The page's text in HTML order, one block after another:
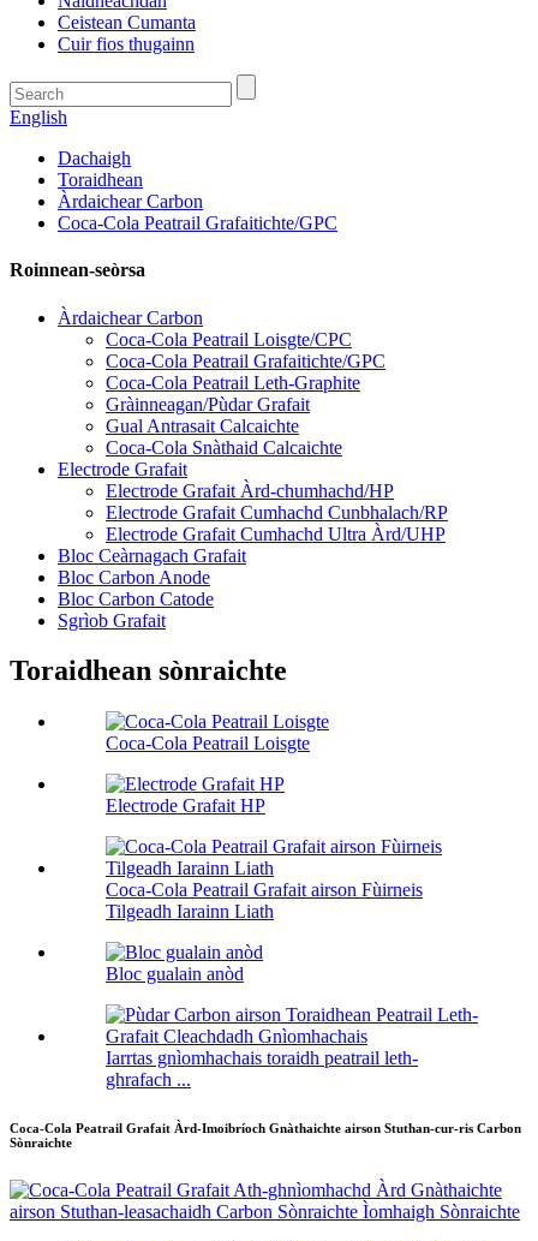
Ceistean Cumanta
Cuir fios thugainn
English
Dachaigh
Toraidhean
Àrdaichear Carbon
Coca-Cola Peatrail Grafaitichte/GPC
Roinnean-seòrsa
Àrdaichear Carbon
Coca-Cola Peatrail Loisgte/CPC
Coca-Cola Peatrail Grafaitichte/GPC
Coca-Cola Peatrail Leth-Graphite
Gràinneagan/Pùdar Grafait
Gual Antrasait Calcaichte
Coca-Cola Snàthaid Calcaichte
Electrode Grafait
Electrode Grafait Àrd-chumhachd/HP
Electrode Grafait Cumhachd Cunbhalach/RP
Electrode Grafait Cumhachd Ultra Àrd/UHP
Bloc Ceàrnagach Grafait
Bloc Carbon Anode
Bloc Carbon Catode
Sgrìob Grafait
Toraidhean sònraichte
Coca-Cola Peatrail Loisgte
Electrode Grafait HP
Coca-Cola Peatrail Grafait airson Fùirneis
Tilgeadh Iarainn Liath
Bloc gualain anòd
Iarrtas gnìomhachais toraidh peatrail leth-
ghrafach ...
Coca-Cola Peatrail Grafait Àrd-Imoibríoch Gnàthaichte airson Stuthan-cur-ris Carbon
Sònraichte